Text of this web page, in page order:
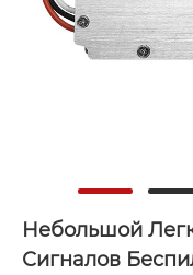
Небольшой
Сигналов